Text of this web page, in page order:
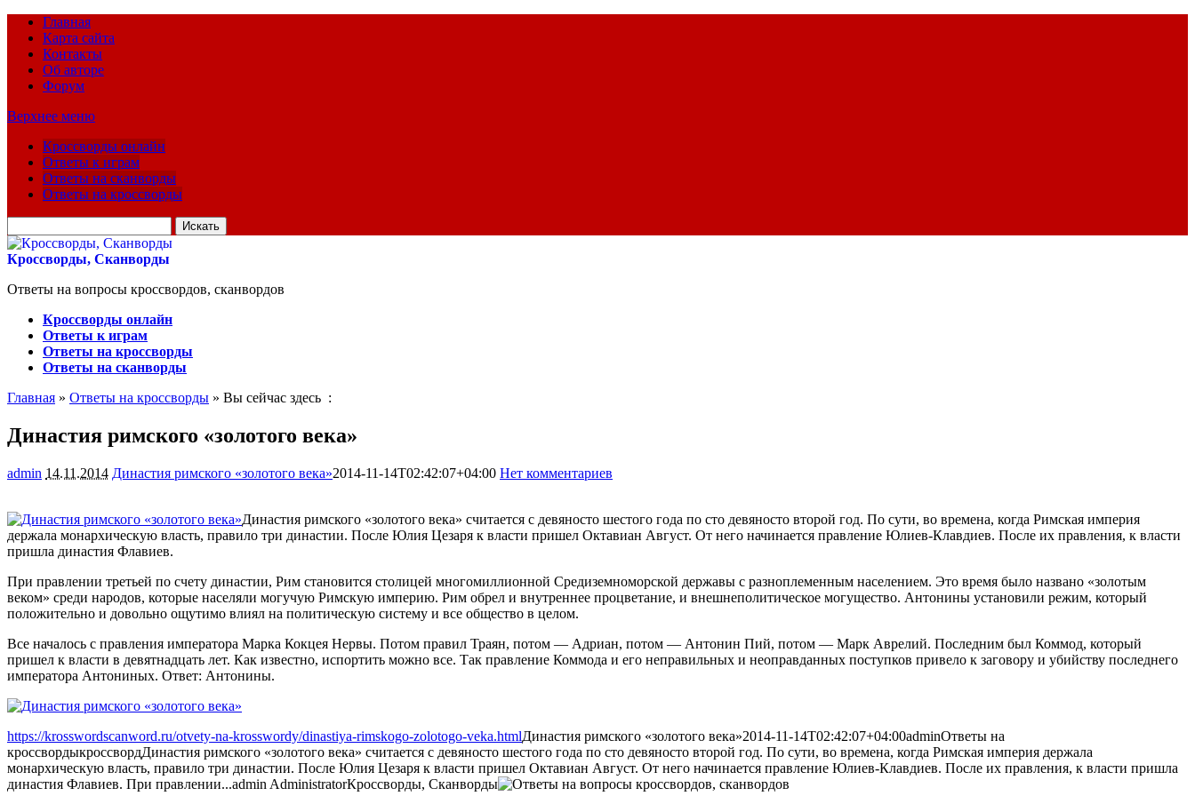
Главная
Карта сайта
Контакты
Об авторе
Форум
Верхнее меню
Кроссворды онлайн
Ответы к играм
Ответы на сканворды
Ответы на кроссворды
для:
Кроссворды, Сканворды
Ответы на вопросы кроссвордов, сканвордов
Кроссворды онлайн
Ответы к играм
Ответы на кроссворды
Ответы на сканворды
Главная » Ответы на кроссворды » Вы сейчас здесь :
Династия римского «золотого века»
admin 14.11.2014 Династия римского «золотого века»2014-11-14T02:42:07+04:00 Нет комментариев
Династия римского «золотого века» считается с девяносто шестого года по сто девяносто второй год. По сути, во времена, когда Римская империя
держала монархическую власть, правило три династии. После Юлия Цезаря к власти пришел Октавиан Август. От него начинается правление Юлиев-Клавдиев. После их правления, к власти
пришла династия Флавиев.
При правлении третьей по счету династии, Рим становится столицей многомиллионной Средиземноморской державы с разноплеменным населением. Это время было названо «золотым
веком» среди народов, которые населяли могучую Римскую империю. Рим обрел и внутреннее процветание, и внешнеполитическое могущество. Антонины установили режим, который
положительно и довольно ощутимо влиял на политическую систему и все общество в целом.
Все началось с правления императора Марка Кокцея Нервы. Потом правил Траян, потом — Адриан, потом — Антонин Пий, потом — Марк Аврелий. Последним был Коммод, который
пришел к власти в девятнадцать лет. Как известно, испортить можно все. Так правление Коммода и его неправильных и неоправданных поступков привело к заговору и убийству последнего
императора Антониных. Ответ: Антонины.
https://krosswordscanword.ru/otvety-na-krosswordy/dinastiya-rimskogo-zolotogo-veka.htmlДинастия римского «золотого века»2014-11-14T02:42:07+04:00adminОтветы на
кроссвордыкроссвордДинастия римского «золотого века» считается с девяносто шестого года по сто девяносто второй год. По сути, во времена, когда Римская империя держала
монархическую власть, правило три династии. После Юлия Цезаря к власти пришел Октавиан Август. От него начинается правление Юлиев-Клавдиев. После их правления, к власти пришла
династия Флавиев. При правлении...admin AdministratorКроссворды, Сканворды